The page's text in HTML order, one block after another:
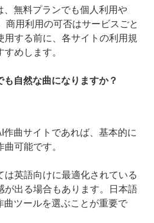
、無料プランでも個人利用や
商用利用の可否はサービスごと
用する前に、各サイトの利用規
めします。
も自然な曲になりますか？
作曲サイトであれば、基本的に
可能です。
は英語向けに最適化されている
が出る場合もあります。日本語
曲ツールを選ぶことが重要で